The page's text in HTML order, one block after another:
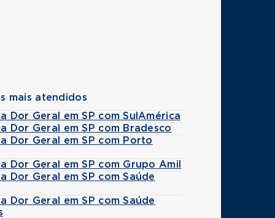
mais atendidos
Dor Geral em SP com SulAmérica
Dor Geral em SP com Bradesco
Dor Geral em SP com Porto
Dor Geral em SP com Grupo Amil
Dor Geral em SP com Saúde
Dor Geral em SP com Saúde